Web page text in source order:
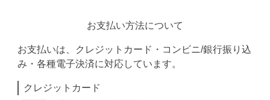
お支払い方法について
お支払いは、クレジットカード・コンビニ/銀行振り込
み・各種電子決済に対応しています。
クレジットカード